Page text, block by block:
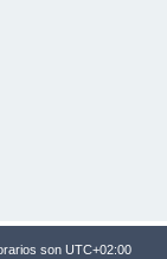
son UTC+02:00